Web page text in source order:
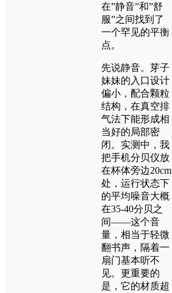
在”静音”和”舒
服”之间找到了
一个罕见的平衡
点。
先说静音。芽子
妹妹的入口设计
偏小，配合颗粒
结构，在真空排
气法下能形成相
当好的局部密
闭。实测中，我
把手机分贝仪放
在杯体旁边20cm
处，运行状态下
的平均噪音大概
在35-40分贝之
间——这个音
量，相当于轻微
翻书声，隔着一
扇门基本听不
见。更重要的
是，它的材质超